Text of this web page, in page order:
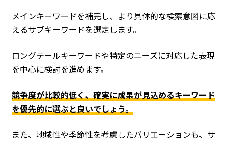
メインキーワードを補完し、より具体的な検索意図に応
えるサブキーワードを選定します。
ロングテールキーワードや特定のニーズに対応した表現
を中心に検討を進めます。
競争度が比較的低く、確実に成果が見込めるキーワード
を優先的に選ぶと良いでしょう。
また、地域性や季節性を考慮したバリエーションも、サ